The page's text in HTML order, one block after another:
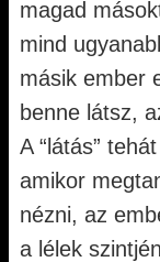
magad
mind
másik ember
benne látsz,
A “látás”
amikor
nézni, az
a lélek